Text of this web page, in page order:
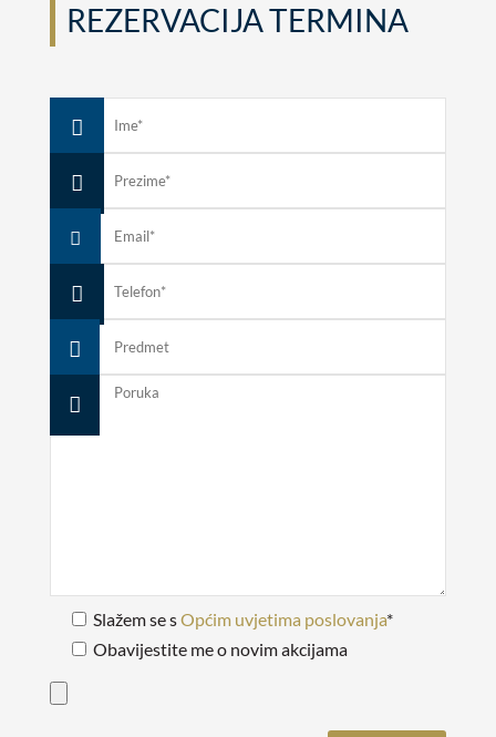
REZERVACIJA TERMINA
Slažem se sOpćim uvjetima poslovanja*
Obavijestite me o novim akcijama